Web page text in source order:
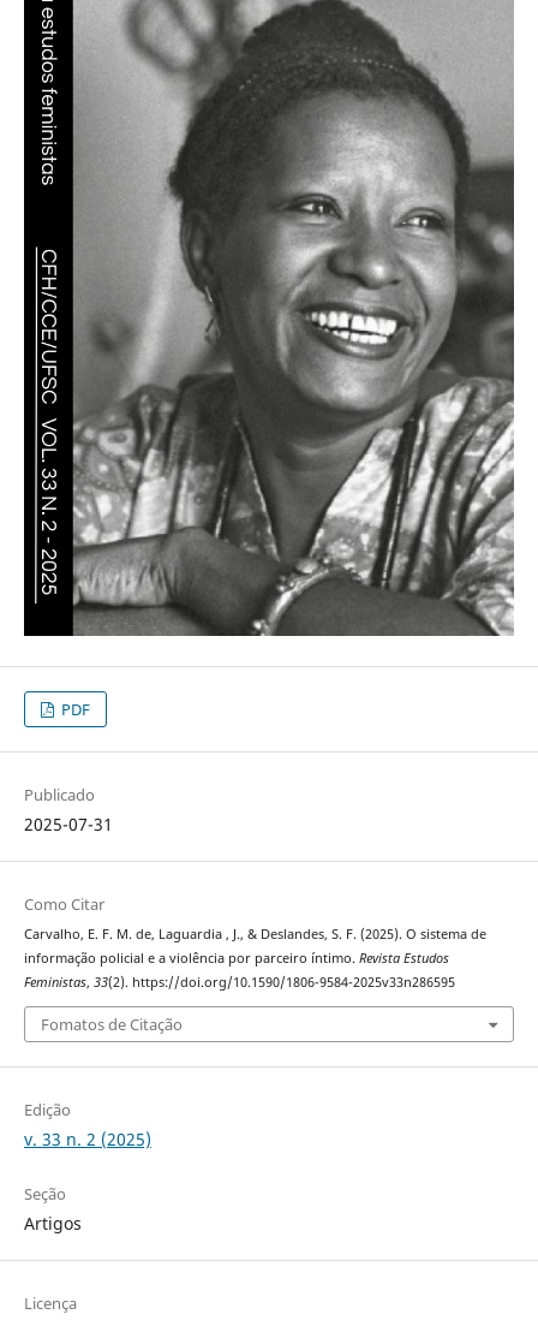
PDF
Publicado
2025-07-31
Como Citar
Carvalho, E. F. M. de, Laguardia , J., & Deslandes, S. F. (2025). O sistema de
informação policial e a violência por parceiro íntimo. Revista Estudos
Feministas, 33(2). https://doi.org/10.1590/1806-9584-2025v33n286595
Fomatos de Citação
Edição
v. 33 n. 2 (2025)
Seção
Artigos
Licença